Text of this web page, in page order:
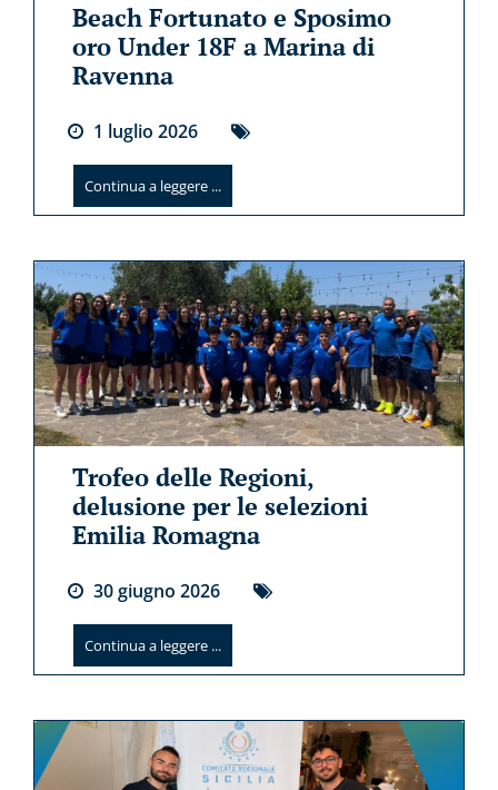
Beach Fortunato e Sposimo
oro Under 18F a Marina di
Ravenna
1 luglio 2026
Continua a leggere ...
Trofeo delle Regioni,
delusione per le selezioni
Emilia Romagna
30giugno 2026
Continua a leggere ...